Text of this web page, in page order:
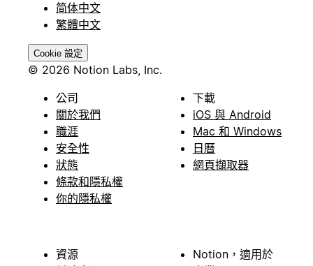
简体中文
繁體中文
Cookie 設定
© 2026 Notion Labs, Inc.
公司
關於我們
職涯
安全性
狀態
條款和隱私權
你的隱私權
下載
iOS 與 Android
Mac 和 Windows
日曆
網頁擷取器
資源
Notion，適用於